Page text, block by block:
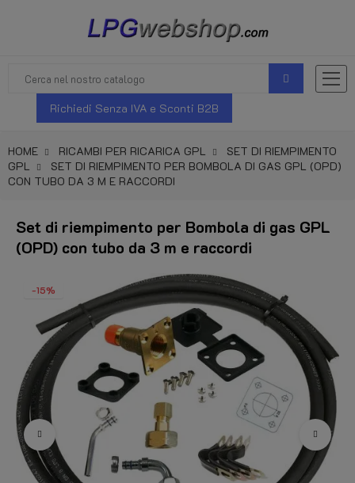
Richiedi Senza IVA e Sconti B2B
HOME RICAMBI PER RICARICA GPL
SET DI RIEMPIMENTO
GPL
SET DI RIEMPIMENTO PER BOMBOLA DI GAS GPL (OPD)
CON TUBO DA 3 M E RACCORDI
Set di riempimento per Bombola di gas GPL
(OPD) con tubo da 3 m e raccordi
-15%